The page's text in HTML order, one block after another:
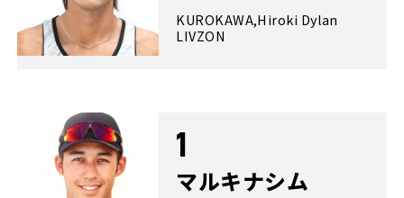
KUROKAWA,Hiroki Dylan
LIVZON
1
マルキナシム